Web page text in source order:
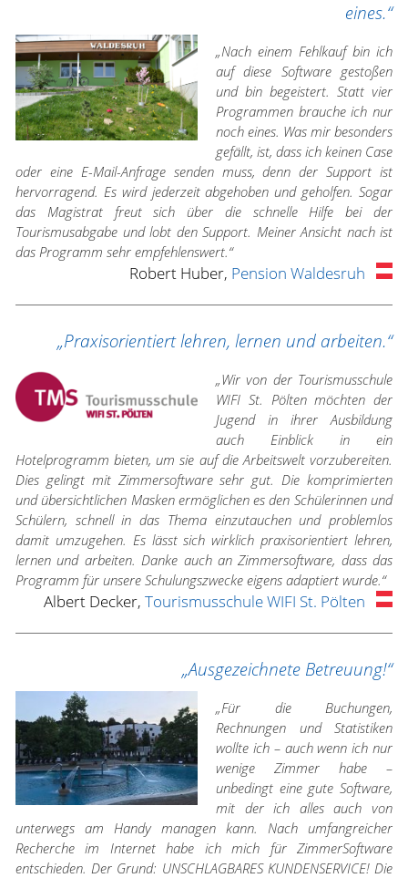
eines.“
„Nach einem Fehlkauf bin ich
auf diese Software gestoßen
und bin begeistert. Statt vier
Programmen brauche ich nur
noch eines. Was mir besonders
gefällt, ist, dass ich keinen Case
oder eine E-Mail-Anfrage senden muss, denn der Support ist
hervorragend. Es wird jederzeit abgehoben und geholfen. Sogar
das Magistrat freut sich über die schnelle Hilfe bei der
Tourismusabgabe und lobt den Support. Meiner Ansicht nach ist
das Programm sehr empfehlenswert.“
Robert Huber, Pension Waldesruh
„Praxisorientiert lehren, lernen und arbeiten.“
„Wir von der Tourismusschule
WIFI St. Pölten möchten der
Jugend in ihrer Ausbildung
auch Einblick in ein
Hotelprogramm bieten, um sie auf die Arbeitswelt vorzubereiten.
Dies gelingt mit Zimmersoftware sehr gut. Die komprimierten
und übersichtlichen Masken ermöglichen es den Schülerinnen und
Schülern, schnell in das Thema einzutauchen und problemlos
damit umzugehen. Es lässt sich wirklich praxisorientiert lehren,
lernen und arbeiten. Danke auch an Zimmersoftware, dass das
Programm für unsere Schulungszwecke eigens adaptiert wurde.“
Albert Decker, Tourismusschule WIFI St. Pölten
„Ausgezeichnete Betreuung!“
„Für die Buchungen,
Rechnungen und Statistiken
wollte ich – auch wenn ich nur
wenige Zimmer habe –
unbedingt eine gute Software,
mit der ich alles auch von
unterwegs am Handy managen kann. Nach umfangreicher
Recherche im Internet habe ich mich für ZimmerSoftware
entschieden. Der Grund: UNSCHLAGBARES KUNDENSERVICE! Die